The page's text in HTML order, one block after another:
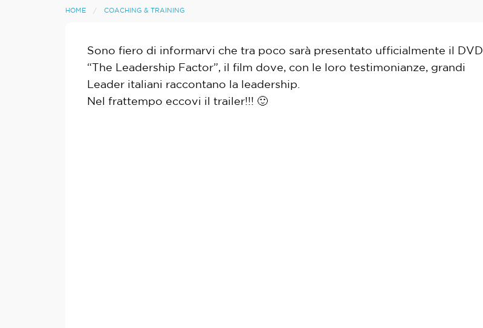
HOME COACHING & TRAINING
Sono fiero di informarvi che tra poco sarà presentato ufficialmente il DVD
“The Leadership Factor”, il film dove, con le loro testimonianze, grandi
Leader italiani raccontano la leadership.
Nel frattempo eccovi il trailer!!! 🙂